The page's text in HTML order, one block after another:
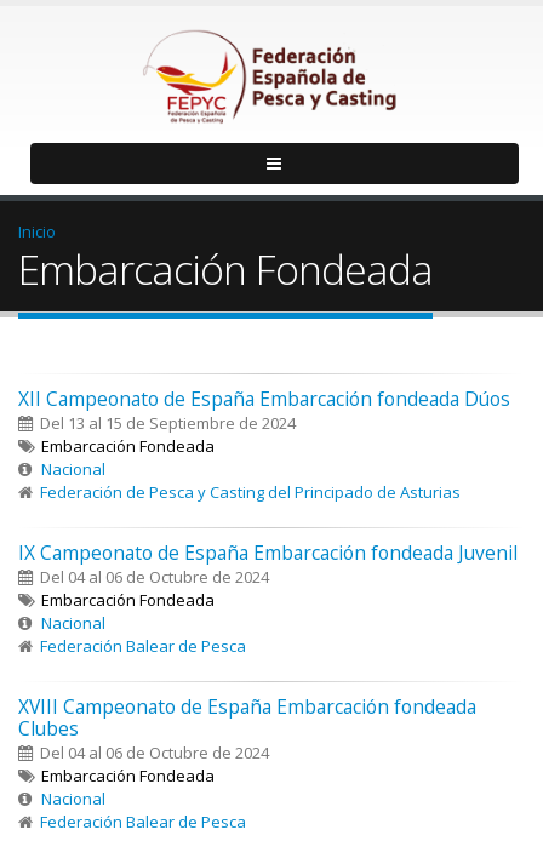
Inicio
Embarcación Fondeada
XII Campeonato de España Embarcación fondeada Dúos
Del 13 al 15 de Septiembre de 2024
Embarcación Fondeada
Nacional
Federación de Pesca y Casting del Principado de Asturias
IX Campeonato de España Embarcación fondeada Juvenil
Del 04 al 06 de Octubre de 2024
Embarcación Fondeada
Nacional
Federación Balear de Pesca
XVIII Campeonato de España Embarcación fondeada
Clubes
Del 04 al 06 de Octubre de 2024
Embarcación Fondeada
Nacional
Federación Balear de Pesca